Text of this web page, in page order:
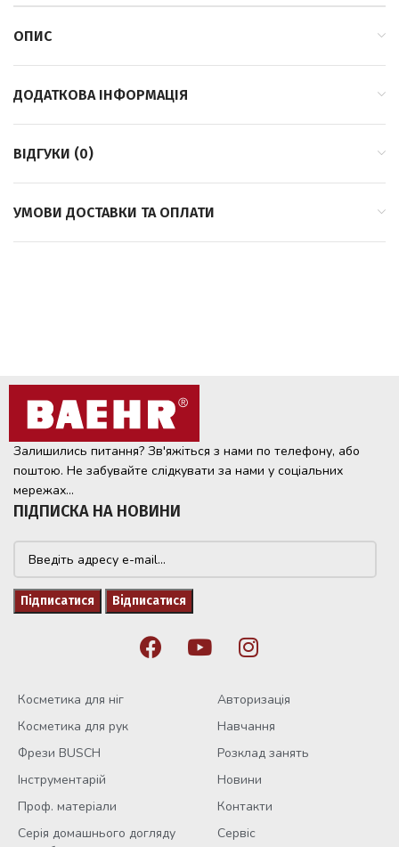
ОПИС
ДОДАТКОВА ІНФОРМАЦІЯ
ВІДГУКИ (0)
УМОВИ ДОСТАВКИ ТА ОПЛАТИ
Залишились питання? Зв'яжіться з нами по телефону, або
поштою. Не забувайте слідкувати за нами у соціальних
мережах...
ПІДПИСКА НА НОВИНИ
Косметика для ніг
Косметика для рук
Фрези BUSCH
Інструментарій
Проф. матеріали
Серія домашнього догляду
Авторизація
Навчання
Розклад занять
Новини
Контакти
Сервіс